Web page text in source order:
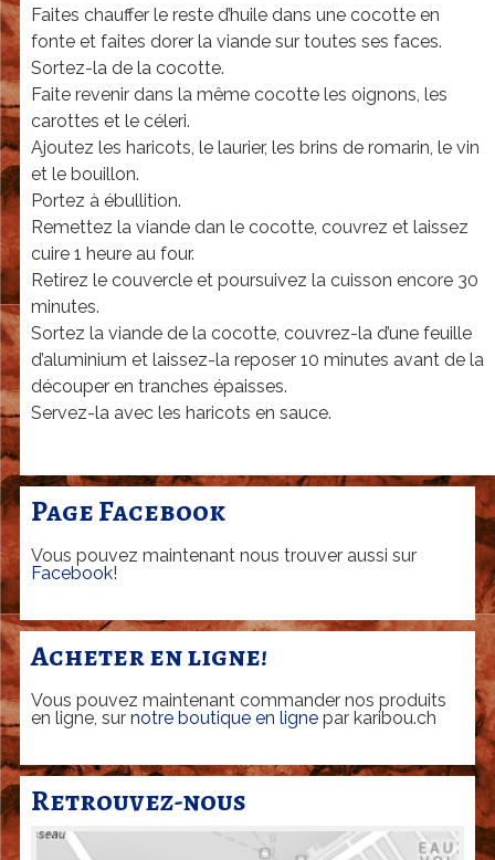
Faites chauffer le reste d’huile dans une cocotte en
fonte et faites dorer la viande sur toutes ses faces.
Sortez-la de la cocotte.
Faite revenir dans la même cocotte les oignons, les
carottes et le céleri.
Ajoutez les haricots, le laurier, les brins de romarin, le vin
et le bouillon.
Portez à ébullition.
Remettez la viande dan le cocotte, couvrez et laissez
cuire 1 heure au four.
Retirez le couvercle et poursuivez la cuisson encore 30
minutes.
Sortez la viande de la cocotte, couvrez-la d’une feuille
d’aluminium et laissez-la reposer 10 minutes avant de la
découper en tranches épaisses.
Servez-la avec les haricots en sauce.
Page Facebook
Vous pouvez maintenant nous trouver aussi sur
Facebook!
Acheter en ligne!
Vous pouvez maintenant commander nos produits
en ligne, sur notre boutique en lignepar karibou.ch
Retrouvez-nous